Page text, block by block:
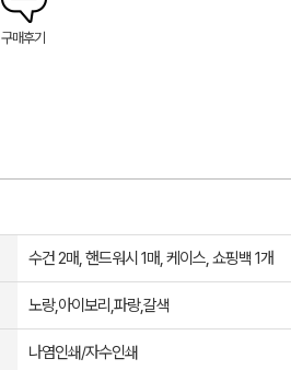
구매후기
수건 2매, 핸드워시 1매, 케이스, 쇼핑백 1개
노랑,아이보리,파랑,갈색
나염인쇄/자수인쇄